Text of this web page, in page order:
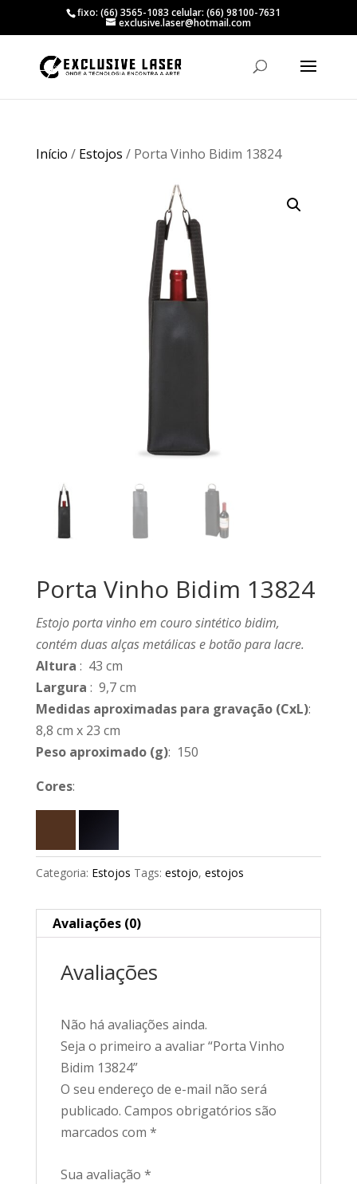
fixo: (66) 3565-1083 celular: (66) 98100-7631
exclusive.laser@hotmail.com
Início / Estojos / Porta Vinho Bidim 13824
Porta Vinho Bidim 13824
Estojo porta vinho em couro sintético bidim,
contém duas alças metálicas e botão para lacre.
Altura : 43 cm
Largura : 9,7 cm
Medidas aproximadas para gravação(CxL):
8,8 cm x 23 cm
Peso aproximado(g): 150
Cores:
Categoria: Estojos Tags: estojo, estojos
Avaliações (0)
Avaliações
Não há avaliações ainda.
Seja o primeiro a avaliar “Porta Vinho
Bidim 13824”
O seu endereço de e-mail não será
publicado. Campos obrigatórios são
marcados com *
Sua avaliação *